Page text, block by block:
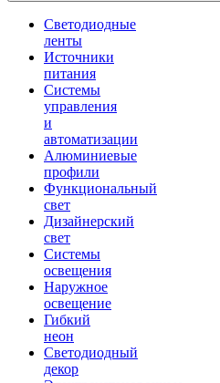
Светодиодные
ленты
Источники
питания
Системы
управления
и
автоматизации
Алюминиевые
профили
Функциональный
свет
Дизайнерский
свет
Системы
освещения
Наружное
освещение
Гибкий
неон
Светодиодный
декор